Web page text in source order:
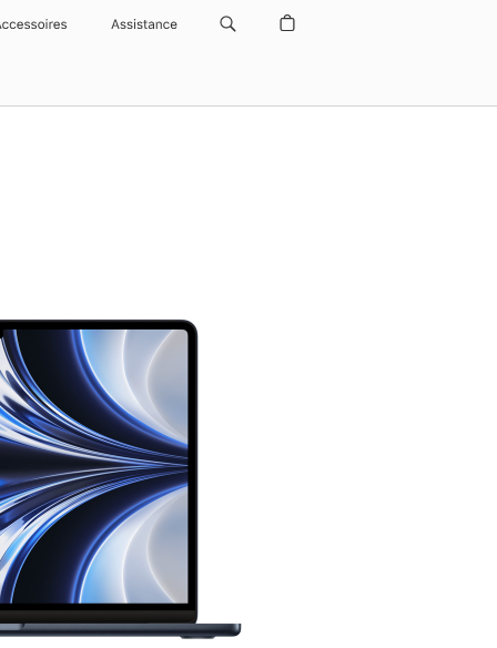
Assistance